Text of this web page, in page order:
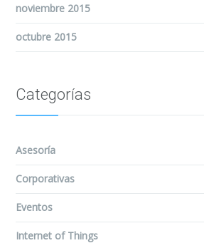
noviembre 2015
octubre 2015
Categorías
Asesoría
Corporativas
Eventos
Internet of Things